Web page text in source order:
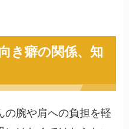
き癖の関係、知
の腕や肩への負担を軽